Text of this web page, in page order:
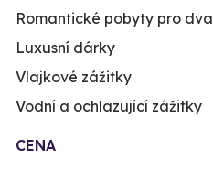
Romantické pobyty pro dva
Luxusní dárky
Vlajkové zážitky
Vodní a ochlazující zážitky
CENA